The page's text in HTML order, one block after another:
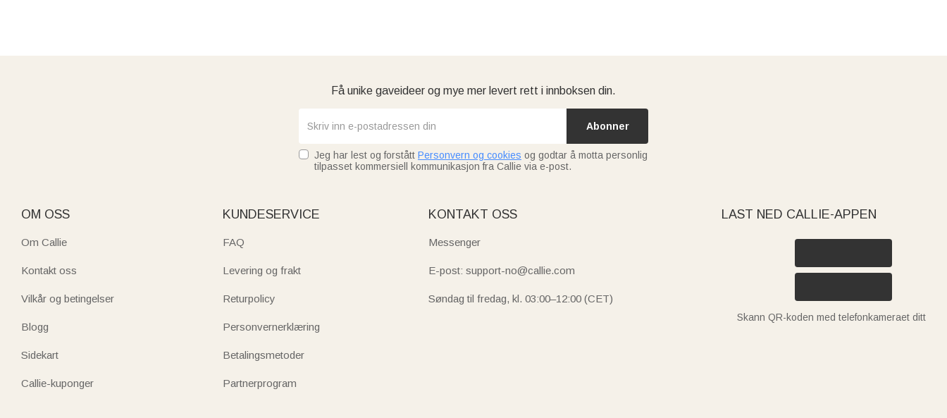
Få unike gaveideer og mye mer levert rett i innboksen din.
Abonner
Jeg har lest og forstått Personvern og cookies og godtar å motta personlig
tilpasset kommersiell kommunikasjon fra Callie via e-post.
OM OSS
Om Callie
Kontakt oss
Vilkår og betingelser
Blogg
Sidekart
Callie-kuponger
KUNDESERVICE
FAQ
Levering og frakt
Returpolicy
Personvernerklæring
Betalingsmetoder
Partnerprogram
KONTAKT OSS
Messenger
E-post: support-no@callie.com
Søndag til fredag, kl. 03:00–12:00 (CET)
LAST NED CALLIE-APPEN
Skann QR-koden med telefonkameraet ditt